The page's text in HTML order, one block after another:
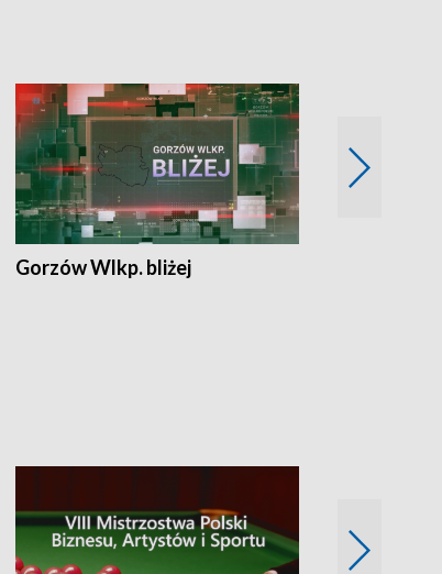
Gorzów Wlkp. bliżej